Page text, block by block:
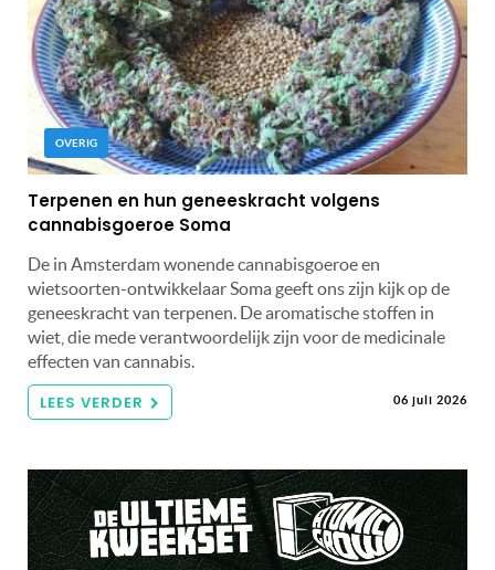
OVERIG
Terpenen en hun geneeskracht volgens
cannabisgoeroe Soma
De in Amsterdam wonende cannabisgoeroe en
wietsoorten-ontwikkelaar Soma geeft ons zijn kijk op de
geneeskracht van terpenen. De aromatische stoffen in
wiet, die mede verantwoordelijk zijn voor de medicinale
effecten van cannabis.
LEES VERDER 06 juli 2026